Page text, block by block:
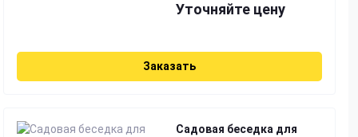
Уточняйте цену
Заказать
Садовая беседка для